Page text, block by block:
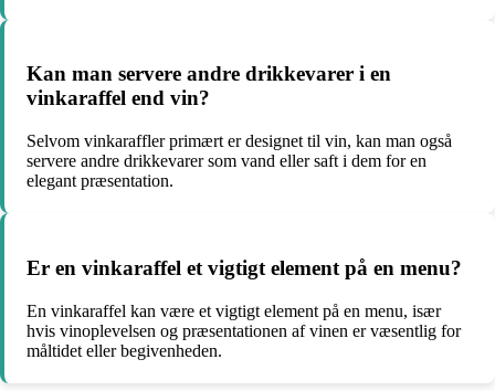
Kan man servere andre drikkevarer i en
vinkaraffel end vin?
Selvom vinkaraffler primært er designet til vin, kan man også
servere andre drikkevarer som vand eller saft i dem for en
elegant præsentation.
Er en vinkaraffel et vigtigt element på en menu?
En vinkaraffel kan være et vigtigt element på en menu, især
hvis vinoplevelsen og præsentationen af vinen er væsentlig for
måltidet eller begivenheden.